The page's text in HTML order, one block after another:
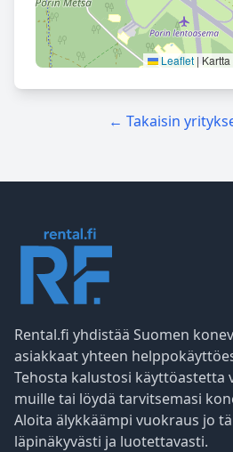
Leaflet |
← Takaisin
Rental.fi yhdistää Suomen
asiakkaat yhteen
Tehosta kalustosi käyttöastetta
muille tai löydä tarvitsemasi
Aloita älykkäämpi vuokraus jo
läpinäkyvästi ja luotettavasti.